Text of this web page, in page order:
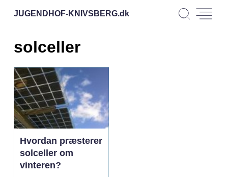
JUGENDHOF-KNIVSBERG.dk
solceller
Hvordan præsterer
solceller om
vinteren?